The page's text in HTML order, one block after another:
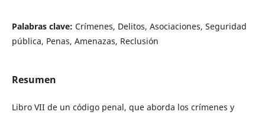
Palabras clave: Crímenes, Delitos, Asociaciones, Seguridad
pública, Penas, Amenazas, Reclusión
Resumen
Libro VII de un código penal, que aborda los crímenes y